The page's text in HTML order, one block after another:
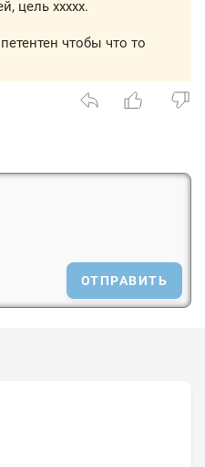
цель ххххх.
чтобы что то
ОТПРАВИТЬ